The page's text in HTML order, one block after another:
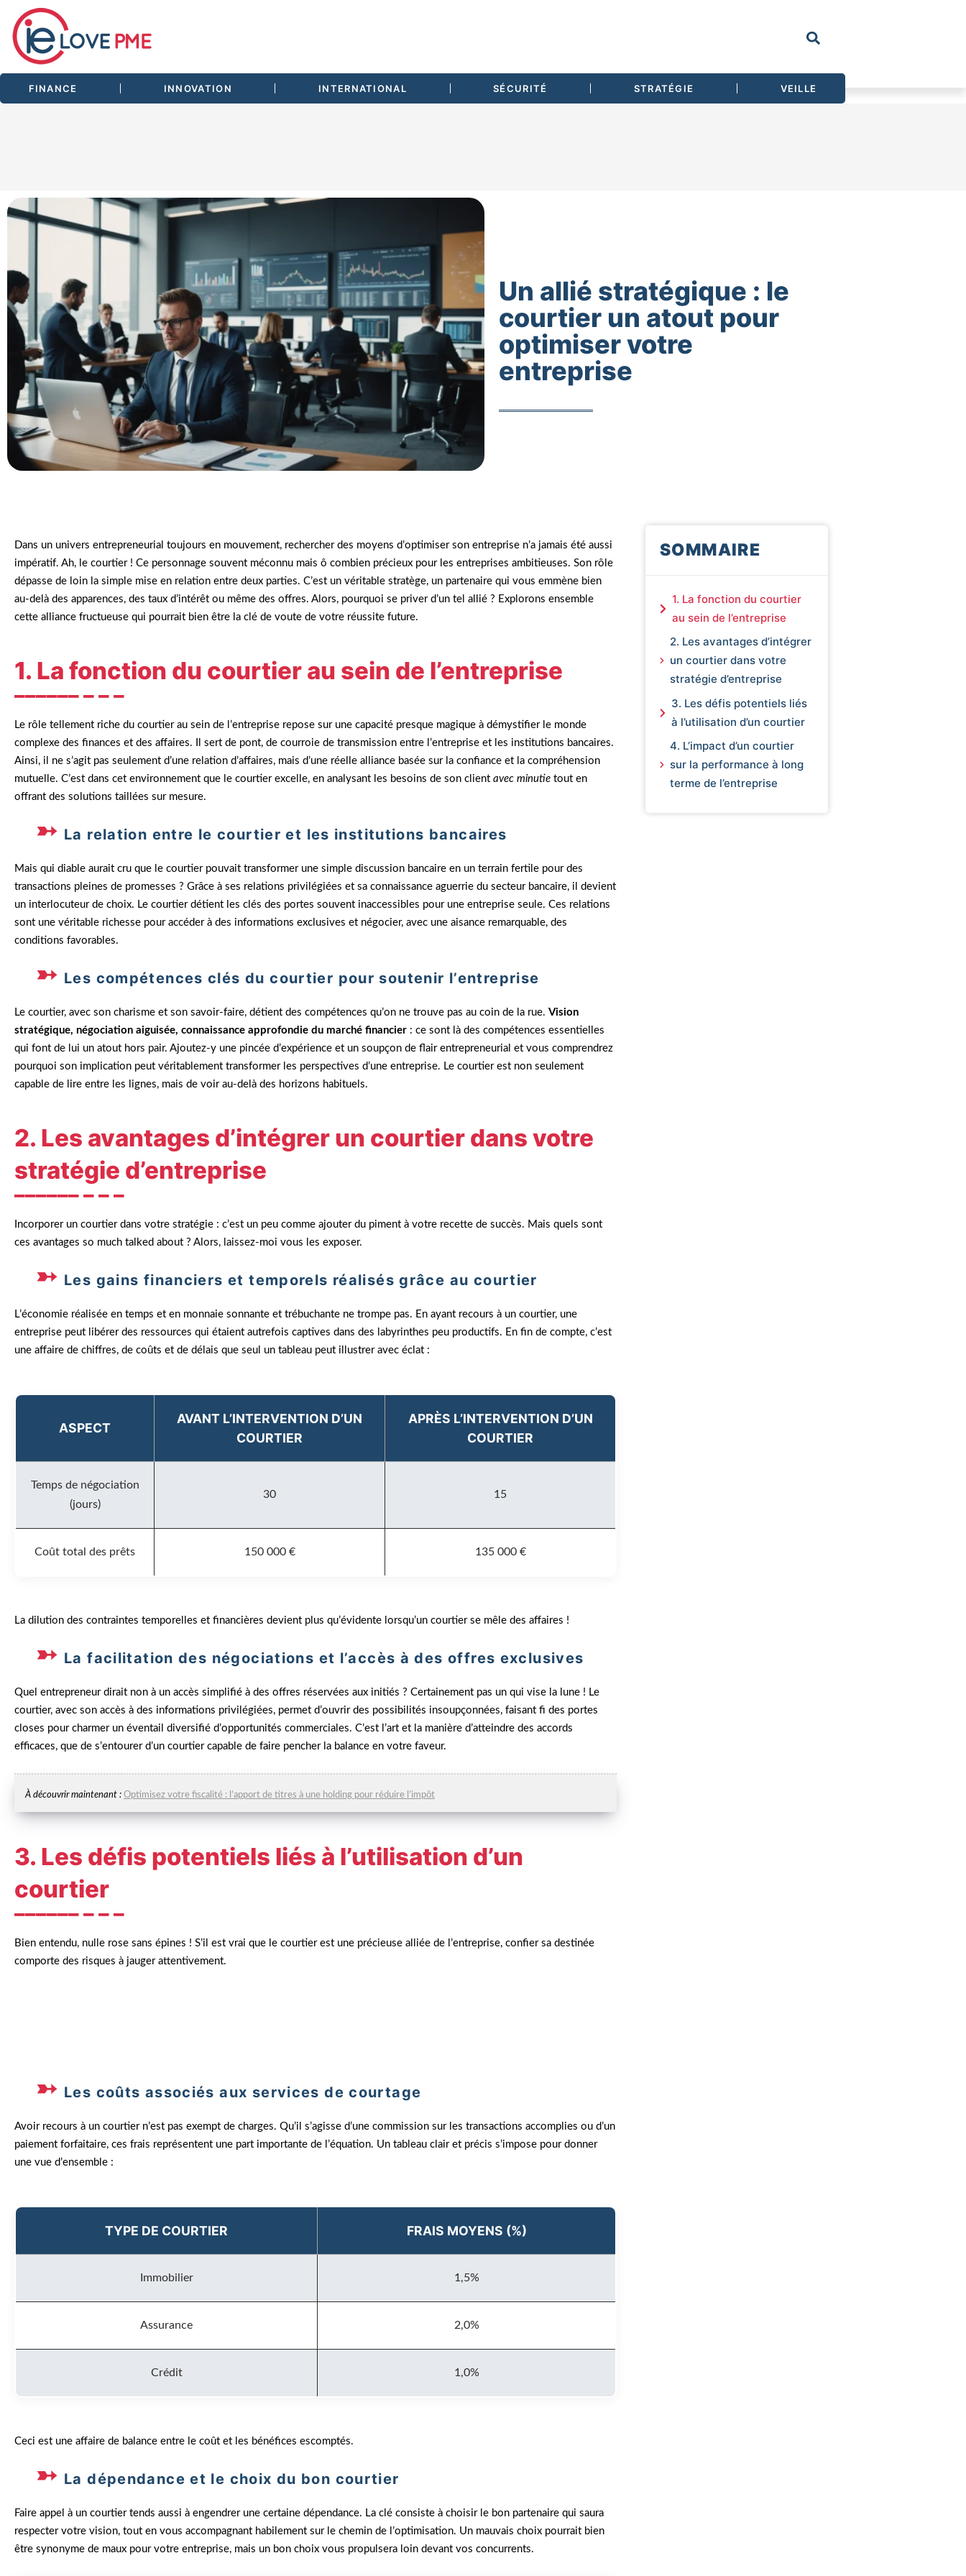
FINANCE INNOVATION INTERNATIONAL SÉCURITÉ STRATÉGIE VEILLE
Un allié stratégique : le
courtier un atout pour
optimiser votre
entreprise
Dans un univers entrepreneurial toujours en mouvement, rechercher des moyens d’optimiser son entreprise n’a jamais été aussi
impératif. Ah, le courtier ! Ce personnage souvent méconnu mais ô combien précieux pour les entreprises ambitieuses. Son rôle
dépasse de loin la simple mise en relation entre deux parties. C’est un véritable stratège, un partenaire qui vous emmène bien
au-delà des apparences, des taux d’intérêt ou même des offres. Alors, pourquoi se priver d’un tel allié ? Explorons ensemble
cette alliance fructueuse qui pourrait bien être la clé de voute de votre réussite future.
1. La fonction du courtier au sein de l’entreprise
Le rôle tellement riche du courtier au sein de l’entreprise repose sur une capacité presque magique à démystifier le monde
complexe des finances et des affaires. Il sert de pont, de courroie de transmission entre l’entreprise et les institutions bancaires.
Ainsi, il ne s’agit pas seulement d’une relation d’affaires, mais d’une réelle alliance basée sur la confiance et la compréhension
mutuelle. C’est dans cet environnement que le courtier excelle, en analysant les besoins de son client avec minutie tout en
offrant des solutions taillées sur mesure.
La relation entre le courtier et les institutions bancaires
Mais qui diable aurait cru que le courtier pouvait transformer une simple discussion bancaire en un terrain fertile pour des
transactions pleines de promesses ? Grâce à ses relations privilégiées et sa connaissance aguerrie du secteur bancaire, il devient
un interlocuteur de choix. Le courtier détient les clés des portes souvent inaccessibles pour une entreprise seule. Ces relations
sont une véritable richesse pour accéder à des informations exclusives et négocier, avec une aisance remarquable, des
conditions favorables.
Les compétences clés du courtier pour soutenir l’entreprise
Le courtier, avec son charisme et son savoir-faire, détient des compétences qu’on ne trouve pas au coin de la rue. Vision
stratégique, négociation aiguisée, connaissance approfondie du marché financier : ce sont là des compétences essentielles
qui font de lui un atout hors pair. Ajoutez-y une pincée d’expérience et un soupçon de flair entrepreneurial et vous comprendrez
pourquoi son implication peut véritablement transformer les perspectives d’une entreprise. Le courtier est non seulement
capable de lire entre les lignes, mais de voir au-delà des horizons habituels.
2. Les avantages d’intégrer un courtier dans votre
stratégie d’entreprise
Incorporer un courtier dans votre stratégie : c’est un peu comme ajouter du piment à votre recette de succès. Mais quels sont
ces avantages so much talked about ? Alors, laissez-moi vous les exposer.
Les gains financiers et temporels réalisés grâce au courtier
L’économie réalisée en temps et en monnaie sonnante et trébuchante ne trompe pas. En ayant recours à un courtier, une
entreprise peut libérer des ressources qui étaient autrefois captives dans des labyrinthes peu productifs. En fin de compte, c’est
une affaire de chiffres, de coûts et de délais que seul un tableau peut illustrer avec éclat :
ASPECT
AVANT L’INTERVENTION D’UN
COURTIER
APRÈS L’INTERVENTION D’UN
COURTIER
Temps de négociation
(jours)
30 15
Coût total des prêts 150 000 € 135 000 €
La dilution des contraintes temporelles et financières devient plus qu’évidente lorsqu’un courtier se mêle des affaires !
La facilitation des négociations et l’accès à des offres exclusives
Quel entrepreneur dirait non à un accès simplifié à des offres réservées aux initiés ? Certainement pas un qui vise la lune ! Le
courtier, avec son accès à des informations privilégiées, permet d’ouvrir des possibilités insoupçonnées, faisant fi des portes
closes pour charmer un éventail diversifié d’opportunités commerciales. C’est l’art et la manière d’atteindre des accords
efficaces, que de s’entourer d’un courtier capable de faire pencher la balance en votre faveur.
À découvrir maintenant : Optimisez votre fiscalité : l’apport de titres à une holding pour réduire l’impôt
3. Les défis potentiels liés à l’utilisation d’un
courtier
Bien entendu, nulle rose sans épines ! S’il est vrai que le courtier est une précieuse alliée de l’entreprise, confier sa destinée
comporte des risques à jauger attentivement.
Les coûts associés aux services de courtage
Avoir recours à un courtier n’est pas exempt de charges. Qu’il s’agisse d’une commission sur les transactions accomplies ou d’un
paiement forfaitaire, ces frais représentent une part importante de l’équation. Un tableau clair et précis s’impose pour donner
une vue d’ensemble :
TYPE DE COURTIER FRAIS MOYENS (%)
Immobilier 1,5%
Assurance 2,0%
Crédit 1,0%
Ceci est une affaire de balance entre le coût et les bénéfices escomptés.
La dépendance et le choix du bon courtier
Faire appel à un courtier tends aussi à engendrer une certaine dépendance. La clé consiste à choisir le bon partenaire qui saura
respecter votre vision, tout en vous accompagnant habilement sur le chemin de l’optimisation. Un mauvais choix pourrait bien
être synonyme de maux pour votre entreprise, mais un bon choix vous propulsera loin devant vos concurrents.
SOMMAIRE
1. La fonction du courtier
au sein de l’entreprise
2. Les avantages d’intégrer
un courtier dans votre
stratégie d’entreprise
3. Les défis potentiels liés
à l’utilisation d’un courtier
4. L’impact d’un courtier
sur la performance à long
terme de l’entreprise